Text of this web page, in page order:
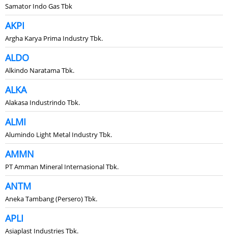
Samator Indo Gas Tbk
AKPI
Argha Karya Prima Industry Tbk.
ALDO
Alkindo Naratama Tbk.
ALKA
Alakasa Industrindo Tbk.
ALMI
Alumindo Light Metal Industry Tbk.
AMMN
PT Amman Mineral Internasional Tbk.
ANTM
Aneka Tambang (Persero) Tbk.
APLI
Asiaplast Industries Tbk.